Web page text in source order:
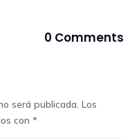
0 Comments
será publicada. Los
con*